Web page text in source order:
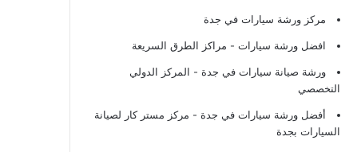
مركز ورشة سيارات في جدة
افضل ورشة سيارات - مراكز الطرق السريعة
ورشة صيانة سيارات في جدة - المركز الدولي
التخصصي
أفضل ورشة سيارات في جدة - مركز مستر كار لصيانة
السيارات بجدة